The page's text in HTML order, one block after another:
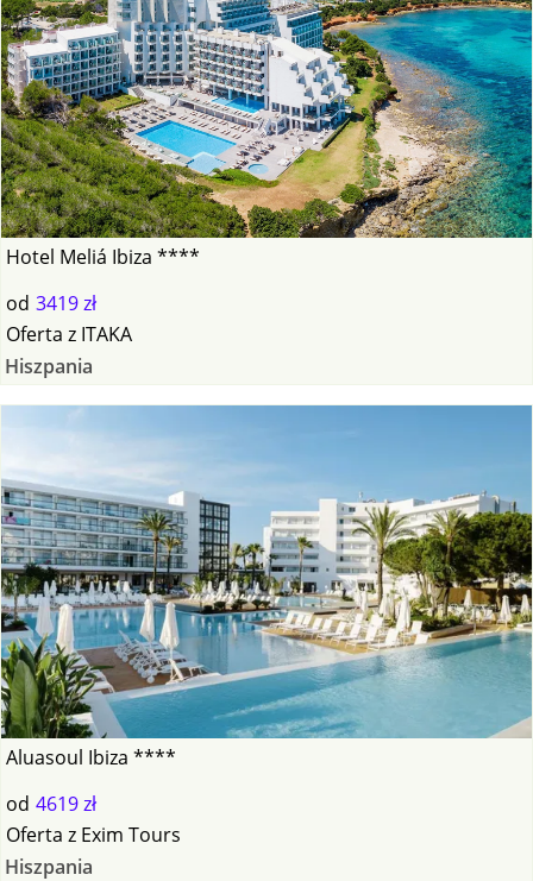
Hotel Meliá Ibiza ****
od 3419 zł
Oferta z ITAKA
Hiszpania
Aluasoul Ibiza ****
od 4619 zł
Oferta z Exim Tours
Hiszpania